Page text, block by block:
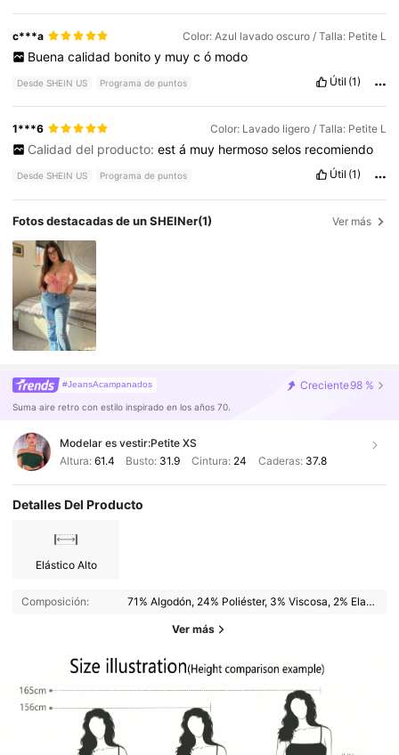
c***a Color: Azul lavado oscuro / Talla: Petite L
Buena calidad bonito y muy c ó modo
Desde SHEIN US Programa de puntos Útil (1)
1***6 Color: Lavado ligero / Talla: Petite L
Calidad del producto: est á muy hermoso selos recomiendo
Desde SHEIN US Programa de puntos Útil (1)
Fotos destacadas de un SHEINer(1) Ver más
#JeansAcampanados Creciente98 %
Suma aire retro con estilo inspirado en los años 70.
Modelar es vestir:Petite XS
Altura: 61.4 Busto: 31.9 Cintura: 24 Caderas: 37.8
Detalles Del Producto
Elástico Alto
Composición: 71% Algodón, 24% Poliéster, 3% Viscosa, 2% Elastano
Ver más